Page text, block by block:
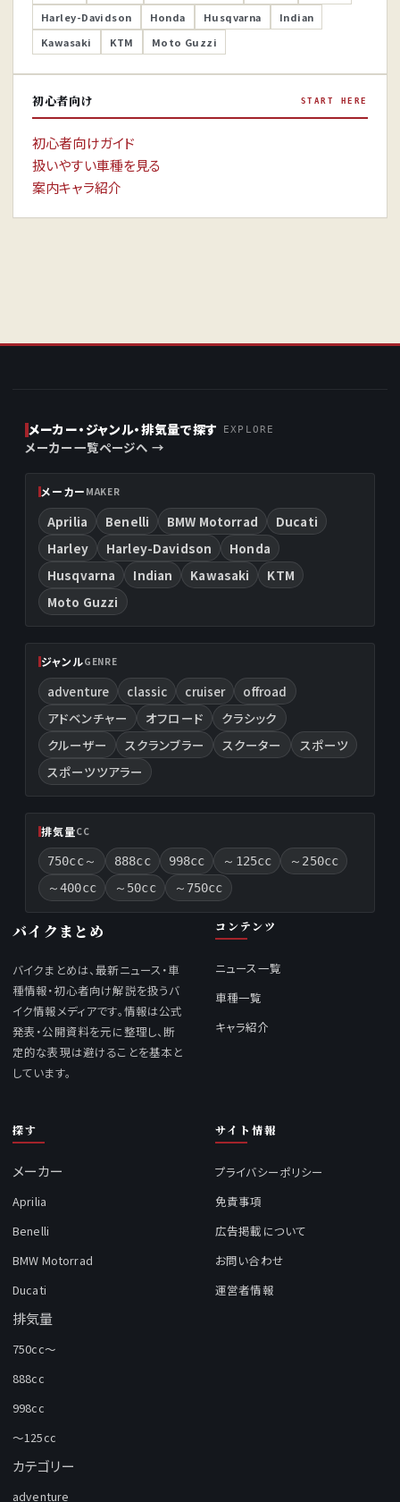
Harley-Davidson
Honda Husqvarna
Indian
Kawasaki
KTM Moto Guzzi
初心者向け START HERE
初心者向けガイド
扱いやすい車種を見る
案内キャラ紹介
メーカー・ジャンル・排気量で探す EXPLORE
メーカー一覧ページへ →
メーカー MAKER
Aprilia Benelli BMW Motorrad
Ducati
Harley
Harley-Davidson
Honda
Husqvarna
Indian Kawasaki
KTM
Moto Guzzi
ジャンルGENRE
adventure classic cruiser
offroad
アドベンチャー
オフロード
クラシック
クルーザー
スクランブラー スクーター
スポーツ
スポーツツアラー
排気量CC
750cc～ 888cc 998cc ～125cc
～250cc
～400cc
～50cc ～750cc
バイクまとめ
バイクまとめは、最新ニュース・車
種情報・初心者向け解説を扱うバ
イク情報メディアです。情報は公式
発表・公開資料を元に整理し、断
定的な表現は避けることを基本と
しています。
コンテンツ
ニュース一覧
車種一覧
キャラ紹介
探す
メーカー
Aprilia
Benelli
BMW Motorrad
Ducati
排気量
750cc～
888cc
998cc
～125cc
カテゴリー
adventure
サイト情報
プライバシーポリシー
免責事項
広告掲載について
お問い合わせ
運営者情報